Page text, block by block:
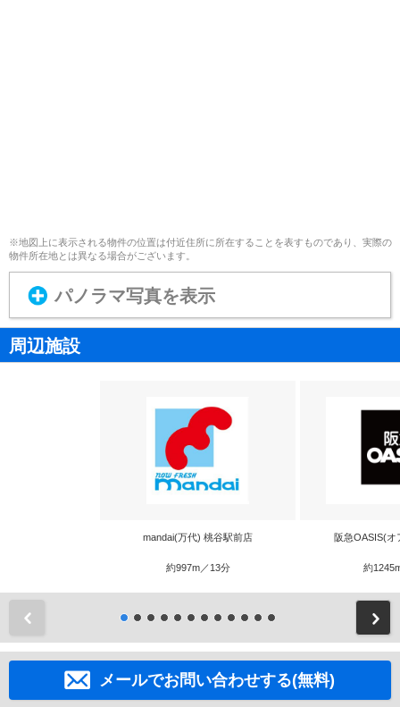
※地図上に表示される物件の位置は付近住所に所在することを表すものであり、実際の
物件所在地とは異なる場合がございます。
パノラマ写真を表示
周辺施設
mandai(万代) 桃谷駅前店
約997m／13分
阪急OASIS(オ
約
メールでお問い合わせする(無料)